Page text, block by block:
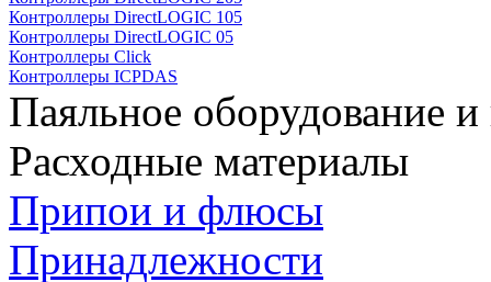
Контроллеры DirectLOGIC 105
Контроллеры DirectLOGIC 05
Контроллеры Click
Контроллеры ICPDAS
Паяльное оборудование
Расходные материалы
Припои и флюсы
Принадлежности